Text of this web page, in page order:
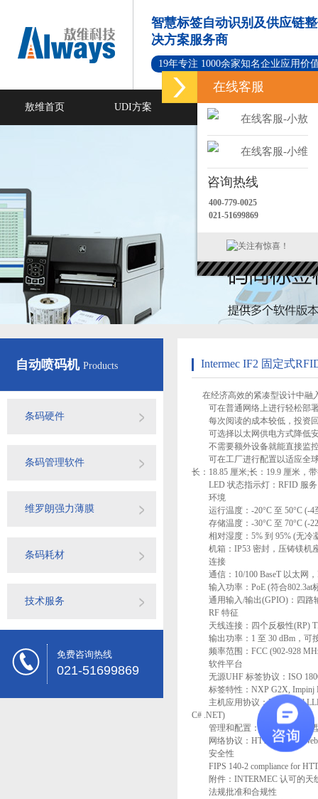
智慧标签自动识别及供应链
决方案服务商
19年专注 1000余家知名企业应用价
敖维首页 UDI方案 标签打印软件
自动喷码机 Products
条码硬件
条码管理软件
维罗朗强力薄膜
条码耗材
技术服务
免费咨询热线
021-51699869
Intermec IF2 固定式
在经济高效的紧凑型设计中融
可在普通网络上进行轻松部
每次阅读的成本较低，投资
可选择以太网供电方式降低
不需要额外设备就能直接监
可在工厂进行配置以适应全球
长：18.85 厘米;长：19.9 厘米，
LED 状态指示灯：RFID 服务
环境
运行温度：-20°C 至 50°C (-4
存储温度：-30°C 至 70°C (-22
相对湿度：5% 到 95% (无冷
机箱：IP53 密封，压铸镁机
连接
通信：10/100 BaseT 以太网，
输入功率：PoE (符合802.3at标
通用输入/输出(GPIO)：四路输
RF 特征
天线连接：四个反极性(RP)
输出功率：1 至 30 dBm，可
频率范围：FCC (902-928
软件平台
无源UHF 标签协议：ISO
标签特性：NXP G2X, Impinj
主机应用协议：EPCglobal LLRP
C# .NET)
管理和配置：Bonjour，通用型
网络协议：HTTP/HTTPS Web
安全性
FIPS 140-2 compliance for
附件：INTERMEC 认可的天
法规批准和合规性
在线客服
在线客服-小敖
在线客服-小维
咨询热线
400-779-0025
021-51699869
关注有惊喜！